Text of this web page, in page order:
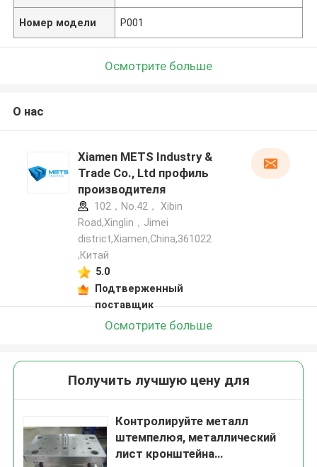
Номер модели P001
Осмотрите больше
О нас
Xiamen METS Industry &
Trade Co., Ltd профиль
производителя
102，No.42， Xibin
Road,Xinglin，Jimei
district,Xiamen,China,361022
,Китай
5.0
Подтверженный
поставщик
Осмотрите больше
Получить лучшую цену для
Контролируйте металл
штемпелюя, металлический
лист кронштейна